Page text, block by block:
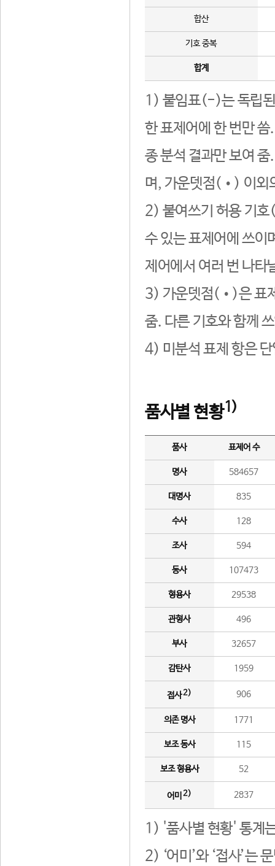
합산
기호 중복
합계
1) 붙임표(-)는 독립된
한 표제어에 한 번만
종 분석 결과만 보여
며, 가운뎃점(•) 이외
2) 붙여쓰기 허용 기호
수 있는 표제어에 쓰이
제어에서 여러 번 나타
3) 가운뎃점(•)은 표
줌. 다른 기호와 함께
4) 미분석 표제 항은
품사별 현황1)
품사 표제어 수
명사 584657
대명사 835
수사 128
조사 594
동사 107473
형용사 29538
관형사 496
부사 32657
감탄사 1959
접사2) 906
의존 명사 1771
보조 동사 115
보조 형용사 52
어미 2) 2837
1) '품사별 현황' 통계
2) ‘어미’와 ‘접사’는